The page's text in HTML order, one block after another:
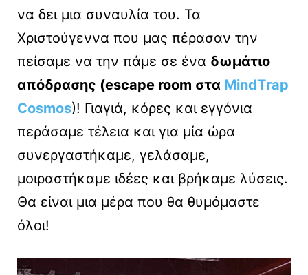
να δει μια συναυλία του. Τα
Χριστούγεννα που μας πέρασαν την
πείσαμε να την πάμε σε ένα δωμάτιο
απόδρασης (escape room στα ΜindΤrap
Cosmos)! Γιαγιά, κόρες και εγγόνια
περάσαμε τέλεια και για μία ώρα
συνεργαστήκαμε, γελάσαμε,
μοιραστήκαμε ιδέες και βρήκαμε λύσεις.
Θα είναι μια μέρα που θα θυμόμαστε
όλοι!